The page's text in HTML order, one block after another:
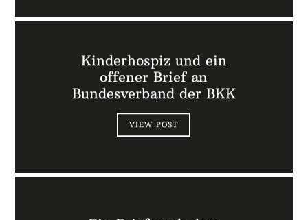
Kinderhospiz und ein
offener Brief an
Bundesverband der BKK
VIEW POST